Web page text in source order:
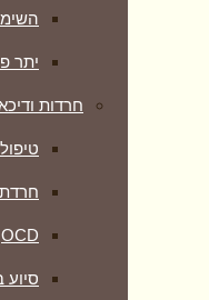
יתר
חרדות
OCD
סיוע